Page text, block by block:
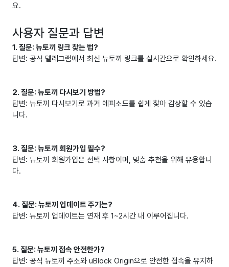
요.
사용자 질문과 답변
1. 질문: 뉴토끼 링크 찾는 법?
답변: 공식 텔레그램에서 최신 뉴토끼 링크를 실시간으로 확인하세요.
2. 질문: 뉴토끼 다시보기 방법?
답변: 뉴토끼 다시보기로 과거 에피소드를 쉽게 찾아 감상할 수 있습
니다.
3. 질문: 뉴토끼 회원가입 필수?
답변: 뉴토끼 회원가입은 선택 사항이며, 맞춤 추천을 위해 유용합니
다.
4. 질문: 뉴토끼 업데이트 주기는?
답변: 뉴토끼 업데이트는 연재 후 1~2시간 내 이루어집니다.
5. 질문: 뉴토끼 접속 안전한가?
답변: 공식 뉴토끼 주소와 uBlock Origin으로 안전한 접속을 유지하